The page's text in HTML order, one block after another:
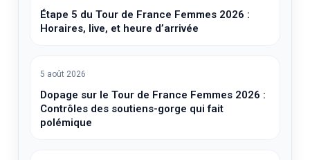
Étape 5 du Tour de France Femmes 2026 :
Horaires, live, et heure d’arrivée
5 août 2026
Dopage sur le Tour de France Femmes 2026 :
Contrôles des soutiens-gorge qui fait
polémique